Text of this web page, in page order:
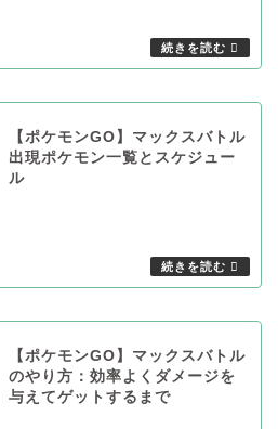
【ポケモンGO】マックスバトル
出現ポケモン一覧とスケジュー
ル
【ポケモンGO】マックスバトル
のやり方：効率よくダメージを
与えてゲットするまで